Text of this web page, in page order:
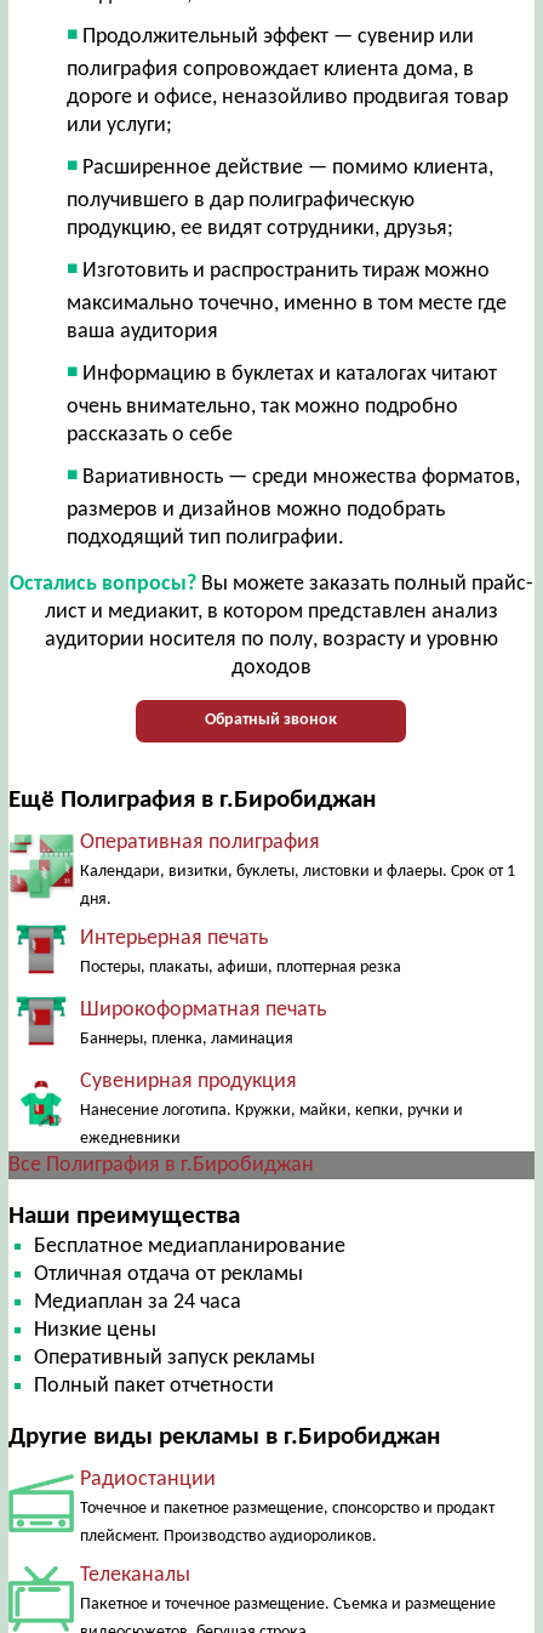
Продолжительный эффект — сувенир или
полиграфия сопровождает клиента дома, в
дороге и офисе, неназойливо продвигая товар
или услуги;
Расширенное действие — помимо клиента,
получившего в дар полиграфическую
продукцию, ее видят сотрудники, друзья;
Изготовить и распространить тираж можно
максимально точечно, именно в том месте где
ваша аудитория
Информацию в буклетах и каталогах читают
очень внимательно, так можно подробно
рассказать о себе
Вариативность — среди множества форматов,
размеров и дизайнов можно подобрать
подходящий тип полиграфии.
Остались вопросы?Вы можете заказать полный прайс-
лист и медиакит, в котором представлен анализ
аудитории носителя по полу, возрасту и уровню
доходов
Обратный звонок
Ещё Полиграфия в г.Биробиджан
Оперативная полиграфия
Календари, визитки, буклеты, листовки и флаеры. Срок от 1
дня.
Интерьерная печать
Постеры, плакаты, афиши, плоттерная резка
Широкоформатная печать
Баннеры, пленка, ламинация
Сувенирная продукция
Нанесение логотипа. Кружки, майки, кепки, ручки и
ежедневники
Все Полиграфия в г.Биробиджан
Наши преимущества
Бесплатное медиапланирование
Отличная отдача от рекламы
Медиаплан за 24 часа
Низкие цены
Оперативный запуск рекламы
Полный пакет отчетности
Другие виды рекламы в г.Биробиджан
Радиостанции
Точечное и пакетное размещение, спонсорство и продакт
плейсмент. Производство аудиороликов.
Телеканалы
Пакетное и точечное размещение. Съемка и размещение